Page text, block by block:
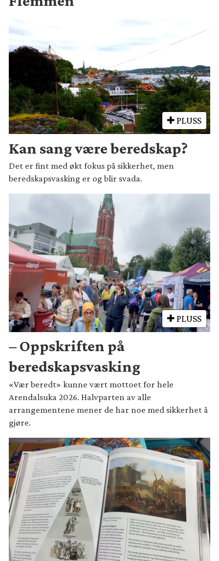
PLUSS
Kan sang være beredskap?
Det er fint med økt fokus på sikkerhet, men
beredskapsvasking er og blir svada.
PLUSS
– Oppskriften på
beredskapsvasking
«Vær beredt» kunne vært mottoet for hele
Arendalsuka 2026. Halvparten av alle
arrangementene mener de har noe med sikkerhet å
gjøre.